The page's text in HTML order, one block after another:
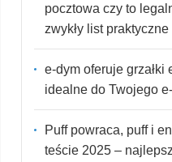
pocztowa czy to
zwykły list
e-dym oferuje grzałki
idealne do Twojego
Puff powraca, puff i
teście 2025 –